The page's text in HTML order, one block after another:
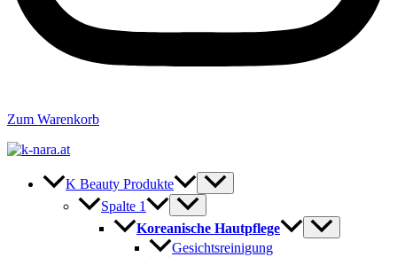
Zum Warenkorb
K Beauty Produkte
Spalte 1
Koreanische Hautpflege
Gesichtsreinigung